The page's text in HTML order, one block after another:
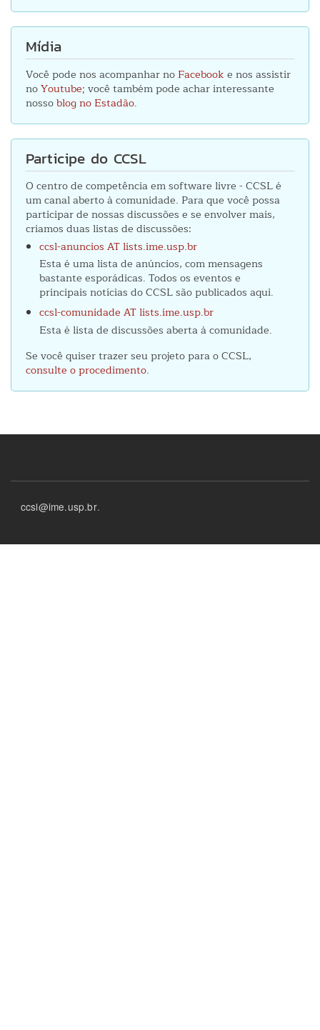
Mídia
Você pode nos acompanhar no Facebook e nos assistir
noYoutube; você também pode achar interessante
nossoblog no Estadão.
Participe do CCSL
O centro de competência em software livre - CCSL é
um canal aberto à comunidade. Para que você possa
participar de nossas discussões e se envolver mais,
criamos duas listas de discussões:
ccsl-anuncios AT lists.ime.usp.br
Esta é uma lista de anúncios, com mensagens
bastante esporádicas. Todos os eventos e
principais notícias do CCSL são publicados aqui.
ccsl-comunidade AT lists.ime.usp.br
Esta é lista de discussões aberta à comunidade.
Se você quiser trazer seu projeto para o CCSL,
consulte o procedimento.
Footer
menu
ccsl@ime.usp.br.